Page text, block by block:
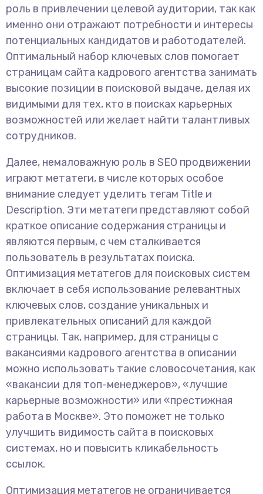
роль в привлечении целевой аудитории, так как
именно они отражают потребности и интересы
потенциальных кандидатов и работодателей.
Оптимальный набор ключевых слов помогает
страницам сайта кадрового агентства занимать
высокие позиции в поисковой выдаче, делая их
видимыми для тех, кто в поисках карьерных
возможностей или желает найти талантливых
сотрудников.
Далее, немаловажную роль в SEO продвижении
играют метатеги, в числе которых особое
внимание следует уделить тегам Title и
Description. Эти метатеги представляют собой
краткое описание содержания страницы и
являются первым, с чем сталкивается
пользователь в результатах поиска.
Оптимизация метатегов для поисковых систем
включает в себя использование релевантных
ключевых слов, создание уникальных и
привлекательных описаний для каждой
страницы. Так, например, для страницы с
вакансиями кадрового агентства в описании
можно использовать такие словосочетания, как
«вакансии для топ-менеджеров», «лучшие
карьерные возможности» или «престижная
работа в Москве». Это поможет не только
улучшить видимость сайта в поисковых
системах, но и повысить кликабельность
ссылок.
Оптимизация метатегов не ограничивается